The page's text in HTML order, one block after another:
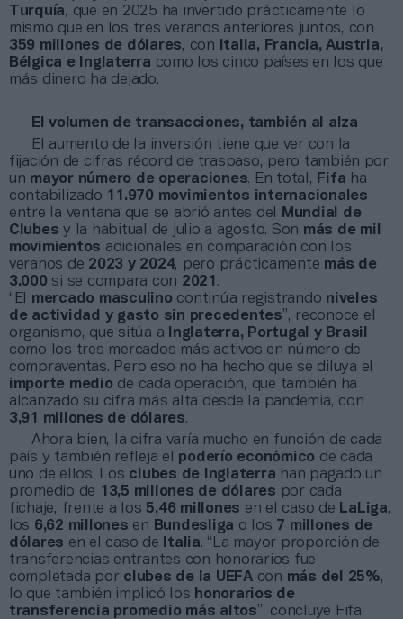
Turquía, que en 2025 ha invertido prácticamente lo
mismo que en los tres veranos anteriores juntos, con
359 millones de dólares, con
Italia, Francia, Austria,
Bélgica e Inglaterra como los cinco países en los que
más dinero ha dejado.
El volumen de transacciones, también al alza
El aumento de la inversión tiene que ver con la
fijación de cifras récord de traspaso, pero también por
un mayor número de operaciones. En total, Fifa ha
contabilizado 11.970 movimientos internacionales
entre la ventana que se abrió antes del
Mundial de
Clubes y la habitual de julio a agosto. Son más de mil
movimientos adicionales en comparación con los
veranos de 2023 y 2024, pero prácticamente más de
3.000 si se compara con 2021 .
“El mercado masculino continúa registrando niveles
de actividad y gasto sin precedentes”, reconoce el
organismo, que sitúa a
Inglaterra, Portugal y Brasil
como los tres mercados más activos en número de
compraventas. Pero eso no ha hecho que se diluya el
importe medio de cada operación, que también ha
alcanzado su cifra más alta desde la pandemia, con
3,91 millones de dólares.
Ahora bien, la cifra varía mucho en función de cada
país y también refleja el poderío económico de cada
uno de ellos. Los clubes de Inglaterra han pagado un
promedio de 13,5 millones de dólares por cada
fichaje, frente a los 5,46 millones en el caso de LaLiga,
los 6,62 millones en Bundesliga o los 7 millones de
dólares en el caso de Italia. “La mayor proporción de
transferencias entrantes con honorarios fue
completada por clubes de la UEFAcon más del 25%,
lo que también implicó los honorarios de
transferencia promedio más altos”, concluye Fifa.